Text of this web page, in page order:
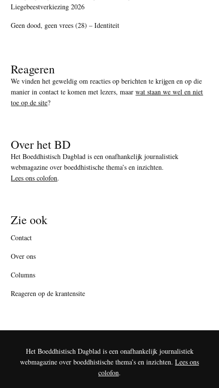
Liegebeestverkiezing 2026
Geen dood, geen vrees (28) – Identiteit
Reageren
We vinden het geweldig om reacties op berichten te krijgen en op die
manier in contact te komen met lezers, maarwat staan we wel en niet
toe op de site?
Over het BD
Het Boeddhistisch Dagblad is een onafhankelijk journalistiek
webmagazine over boeddhistische thema’s en inzichten.
Lees ons colofon.
Zie ook
Contact
Over ons
Columns
Reageren op de krantensite
Het Boeddhistisch Dagblad is een onafhankelijk journalistiek
webmagazine over boeddhistische thema’s en inzichten. Lees ons
colofon.